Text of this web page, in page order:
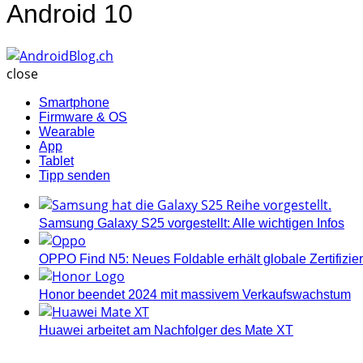
Android 10
close
Smartphone
Firmware & OS
Wearable
App
Tablet
Tipp senden
Samsung Galaxy S25 vorgestellt: Alle wichtigen Infos
OPPO Find N5: Neues Foldable erhält globale
Honor beendet 2024 mit massivem Verkaufswachstum
Huawei arbeitet am Nachfolger des Mate XT